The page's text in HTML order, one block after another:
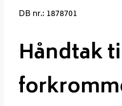
DB nr.: 1878701
Håndtak